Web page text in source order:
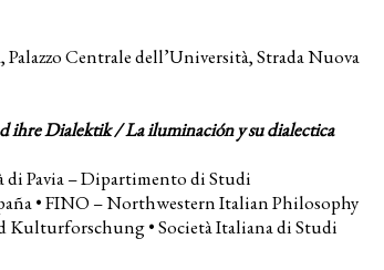
Centrale dell’Università, Strada Nuova
ihre Dialektik / La iluminación y su dialectica
Pavia – Dipartimento di Studi
• FINO – Northwestern Italian Philosophy
• Società Italiana di Studi